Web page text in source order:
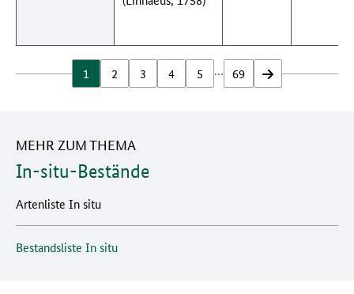
1 2 3 4 5 … 69 vor
MEHR ZUM THEMA
In-situ-Bestände
Artenliste In situ
Bestandsliste In situ